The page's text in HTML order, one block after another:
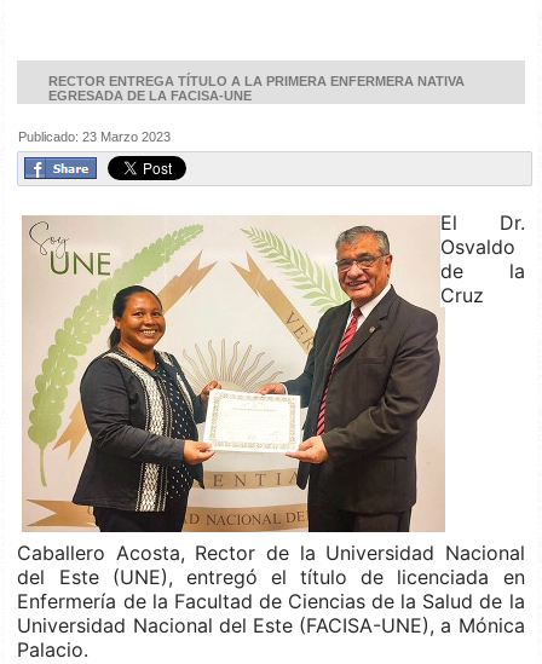
RECTOR ENTREGA TÍTULO A LA PRIMERA ENFERMERA NATIVA
EGRESADA DE LA FACISA-UNE
Publicado: 23 Marzo 2023
El Dr.
Osvaldo
de la
Cruz
Caballero Acosta, Rector de la Universidad Nacional
del Este (UNE), entregó el título de licenciada en
Enfermería de la Facultad de Ciencias de la Salud de la
Universidad Nacional del Este (FACISA-UNE), a Mónica
Palacio.